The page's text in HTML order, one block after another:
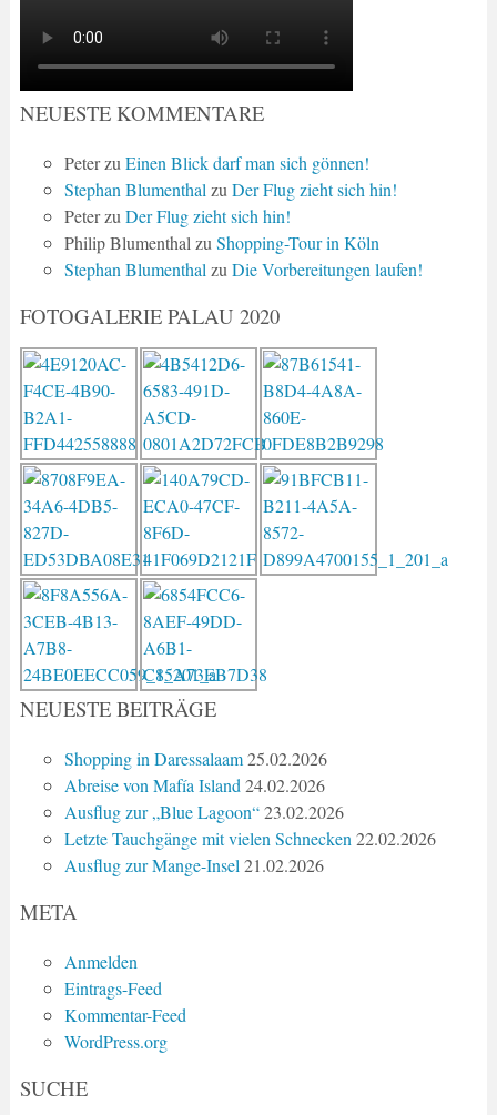
NEUESTE KOMMENTARE
Peterzu Einen Blick darf man sich gönnen!
Stephan Blumenthal zu Der Flug zieht sich hin!
Peterzu Der Flug zieht sich hin!
Philip Blumenthal zu Shopping-Tour in Köln
Stephan Blumenthal zu Die Vorbereitungen laufen!
FOTOGALERIE PALAU 2020
NEUESTE BEITRÄGE
Shopping in Daressalaam 25.02.2026
Abreise von Mafía Island 24.02.2026
Ausflug zur „Blue Lagoon“ 23.02.2026
Letzte Tauchgänge mit vielen Schnecken 22.02.2026
Ausflug zur Mange-Insel 21.02.2026
META
Anmelden
Eintrags-Feed
Kommentar-Feed
WordPress.org
SUCHE